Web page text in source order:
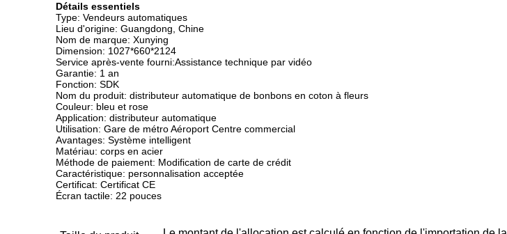
Détails essentiels
Type: Vendeurs automatiques
Lieu d'origine: Guangdong, Chine
Nom de marque: Xunying
Dimension: 1027*660*2124
Service après-vente fourni:Assistance technique par vidéo
Garantie: 1 an
Fonction: SDK
Nom du produit: distributeur automatique de bonbons en coton à fleurs
Couleur: bleu et rose
Application: distributeur automatique
Utilisation: Gare de métro Aéroport Centre commercial
Avantages: Système intelligent
Matériau: corps en acier
Méthode de paiement: Modification de carte de crédit
Caractéristique: personnalisation acceptée
Certificat: Certificat CE
Écran tactile: 22 pouces